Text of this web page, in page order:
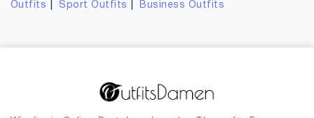
Outfits
Sport Outfits Business Outfits